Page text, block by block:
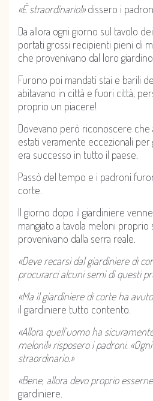
«È straordinario!»dissero i
Da allora ogni giorno sul tavolo
portati grossi recipienti pieni di
che provenivano dal loro giardino.
Furono poi mandati stai e barili
abitavano in città e fuori città,
proprio un piacere!
Dovevano però riconoscere che
estati veramente eccezionali
era successo in tutto il paese.
Passò del tempo e i padroni
corte.
Il giorno dopo il giardiniere
mangiato a tavola meloni
provenivano dalla serra reale.
«Deve recarsi dal giardiniere di
procurarci alcuni semi di questi
«Ma il giardiniere di corte ha
il giardiniere tutto contento.
«Allora quell’uomo ha
meloni!» risposero i padroni.
straordinario.»
«Bene, allora devo proprio
giardiniere.